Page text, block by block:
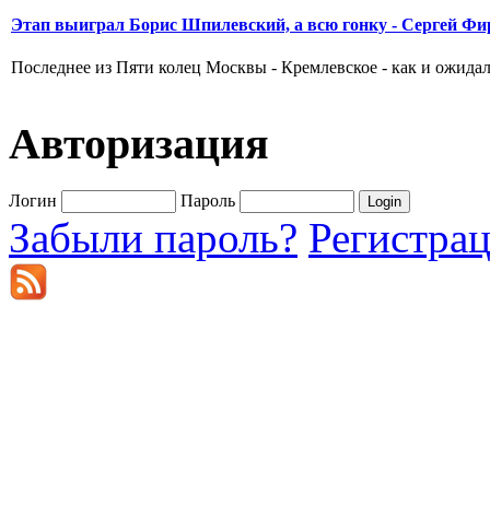
Этап выиграл Борис Шпилевский, а всю гонку - Сергей
Последнее из Пяти колец Москвы - Кремлевское - как и
Авторизация
Логин Пароль
Забыли пароль?